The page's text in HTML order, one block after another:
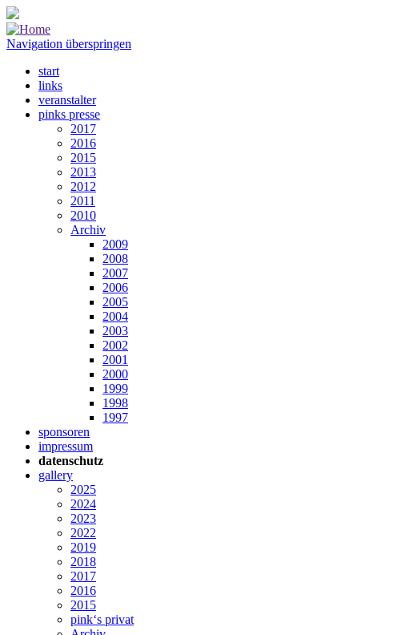
Navigation überspringen
start
links
veranstalter
pinks presse
2017
2016
2015
2013
2012
2011
2010
Archiv
2009
2008
2007
2006
2005
2004
2003
2002
2001
2000
1999
1998
1997
sponsoren
impressum
datenschutz
gallery
2025
2024
2023
2022
2019
2018
2017
2016
2015
pink‘s privat